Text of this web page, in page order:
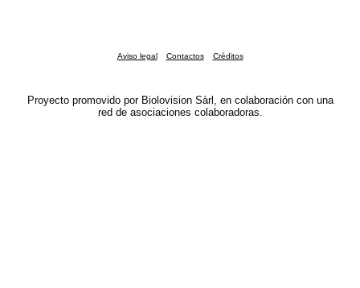
Aviso legal Contactos Créditos
Proyecto promovido por Biolovision Sàrl, en colaboración con una
red de asociaciones colaboradoras.